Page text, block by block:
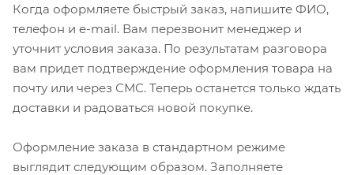
Когда оформляете быстрый заказ, напишите ФИО,
телефон и e-mail. Вам перезвонит менеджер и
уточнит условия заказа. По результатам разговора
вам придет подтверждение оформления товара на
почту или через СМС. Теперь останется только ждать
доставки и радоваться новой покупке.
Оформление заказа в стандартном режиме
выглядит следующим образом. Заполняете